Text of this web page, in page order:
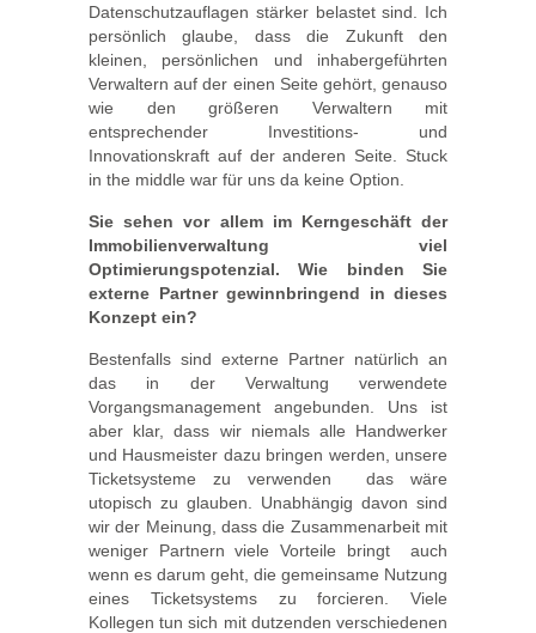
Datenschutzauflagen stärker belastet sind. Ich
persönlich glaube, dass die Zukunft den
kleinen, persönlichen und inhabergeführten
Verwaltern auf der einen Seite gehört, genauso
wie den größeren Verwaltern mit
entsprechender Investitions- und
Innovationskraft auf der anderen Seite. Stuck
in the middle war für uns da keine Option.
Sie sehen vor allem im Kerngeschäft der
Immobilienverwaltung viel
Optimierungspotenzial. Wie binden Sie
externe Partner gewinnbringend in dieses
Konzept ein?
Bestenfalls sind externe Partner natürlich an
das in der Verwaltung verwendete
Vorgangsmanagement angebunden. Uns ist
aber klar, dass wir niemals alle Handwerker
und Hausmeister dazu bringen werden, unsere
Ticketsysteme zu verwenden  das wäre
utopisch zu glauben. Unabhängig davon sind
wir der Meinung, dass die Zusammenarbeit mit
weniger Partnern viele Vorteile bringt  auch
wenn es darum geht, die gemeinsame Nutzung
eines Ticketsystems zu forcieren. Viele
Kollegen tun sich mit dutzenden verschiedenen